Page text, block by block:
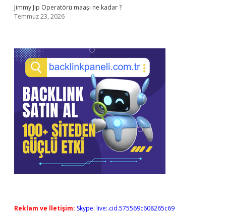
Jimmy Jip Operatörü maaşı ne kadar ?
Temmuz 23, 2026
Reklam ve İletişim: Skype: live:.cid.575569c608265c69